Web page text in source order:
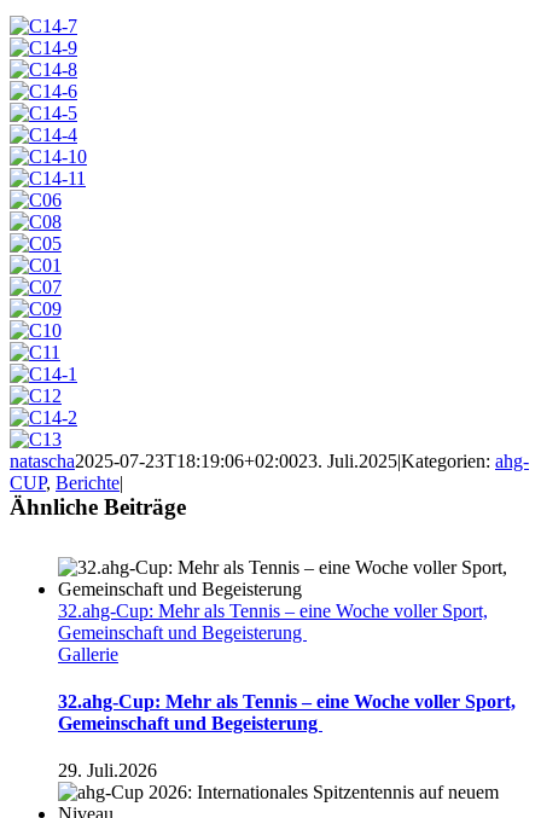
natascha2025-07-23T18:19:06+02:0023. Juli.2025|Kategorien: ahg-
CUP, Berichte|
Ähnliche Beiträge
32.ahg-Cup: Mehr als Tennis – eine Woche voller Sport,
Gemeinschaft und Begeisterung
Gallerie
32.ahg-Cup: Mehr als Tennis – eine Woche voller Sport,
Gemeinschaft und Begeisterung
29. Juli.2026